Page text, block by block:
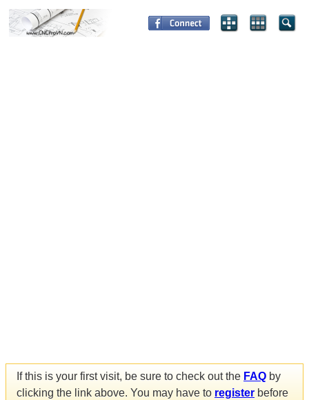
If this is your first visit, be sure to check out the FAQ by
clicking the link above. You may have to register before